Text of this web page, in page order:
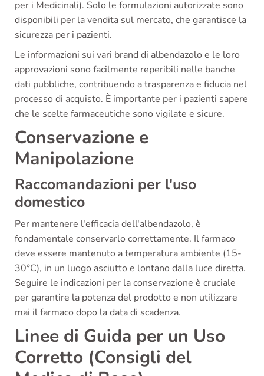
per i Medicinali). Solo le formulazioni autorizzate sono
disponibili per la vendita sul mercato, che garantisce la
sicurezza per i pazienti.
Le informazioni sui vari brand di albendazolo e le loro
approvazioni sono facilmente reperibili nelle banche
dati pubbliche, contribuendo a trasparenza e fiducia nel
processo di acquisto. È importante per i pazienti sapere
che le scelte farmaceutiche sono vigilate e sicure.
Conservazione e
Manipolazione
Raccomandazioni per l'uso
domestico
Per mantenere l'efficacia dell'albendazolo, è
fondamentale conservarlo correttamente. Il farmaco
deve essere mantenuto a temperatura ambiente (15-
30°C), in un luogo asciutto e lontano dalla luce diretta.
Seguire le indicazioni per la conservazione è cruciale
per garantire la potenza del prodotto e non utilizzare
mai il farmaco dopo la data di scadenza.
Linee di Guida per un Uso
Corretto (Consigli del